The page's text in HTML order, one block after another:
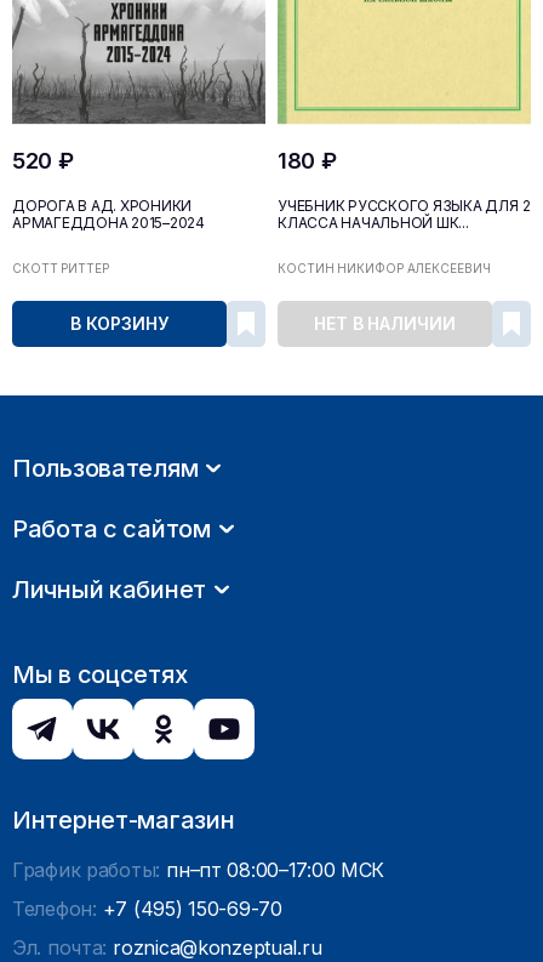
520 ₽
ДОРОГА В АД. ХРОНИКИ
АРМАГЕДДОНА 2015–2024
СКОТТ РИТТЕР
В КОРЗИНУ
180 ₽
УЧЕБНИК РУССКОГО ЯЗЫКА ДЛЯ 2
КЛАССА НАЧАЛЬНОЙ ШК...
КОСТИН НИКИФОР АЛЕКСЕЕВИЧ
НЕТ В НАЛИЧИИ
Пользователям
Работа с сайтом
Личный кабинет
Мы в соцсетях
Интернет-магазин
График работы: пн–пт 08:00–17:00 МСК
Телефон: +7 (495) 150-69-70
Эл. почта: roznica@konzeptual.ru